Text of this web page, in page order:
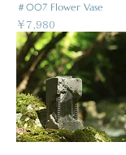
＃007 Flower Vase
価格
￥7,980